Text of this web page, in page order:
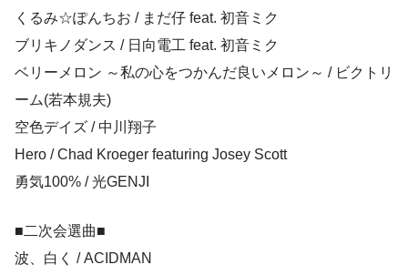
くるみ☆ぽんちお / まだ仔 feat. 初音ミク
ブリキノダンス / 日向電工 feat. 初音ミク
ベリーメロン ～私の心をつかんだ良いメロン～ / ビクトリ
ーム(若本規夫)
空色デイズ / 中川翔子
Hero / Chad Kroeger featuring Josey Scott
勇気100% / 光GENJI
■二次会選曲■
波、白く / ACIDMAN